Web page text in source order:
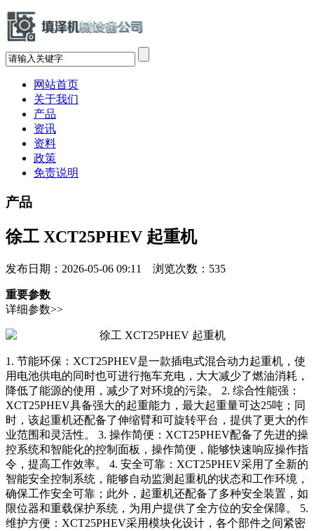
网站首页
关于我们
产品
资讯
资料
政策
免责说明
产品
徐工 XCT25PHEV 起重机
发布日期：2026-05-06 09:11 浏览次数： 535
重要参数
详细参数>>
1. 节能环保：XCT25PHEV是一款插电式混合动力起重机，使
用电池供电的同时也可进行拖车充电，大大减少了燃油消耗，
降低了能源的使用，减少了对环境的污染。 2. 综合性能强：
XCT25PHEV具备强大的起重能力，最大起重量可达25吨；同
时，该起重机还配备了伸缩臂和可旋转平台，提供了更大的作
业范围和灵活性。 3. 操作简便：XCT25PHEV配备了先进的操
控系统和智能化的控制面板，操作简便，能够快速响应操作指
令，提高工作效率。 4. 安全可靠：XCT25PHEV采用了全新的
智能安全控制系统，能够自动监测起重机的状态和工作环境，
确保工作安全可靠；此外，起重机还配备了多种安全装置，如
限位器和重载保护系统，为用户提供了全方位的安全保障。 5.
维护方便：XCT25PHEV采用模块化设计，各个部件之间紧密